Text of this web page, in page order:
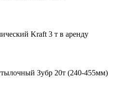
Kraft 3 т в аренду
Зубр 20т (240-455мм)